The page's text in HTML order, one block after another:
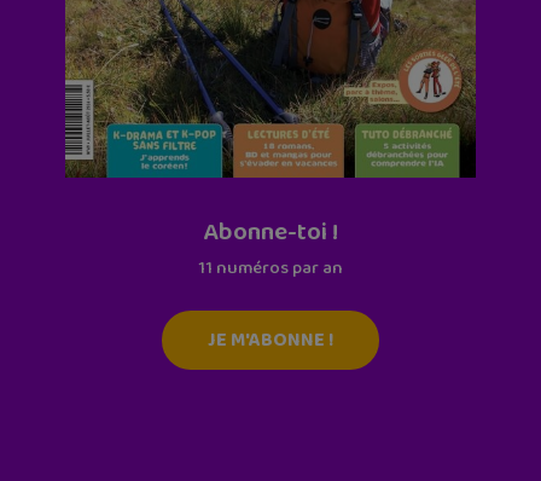
Abonne-toi !
11 numéros par an
JE M'ABONNE !